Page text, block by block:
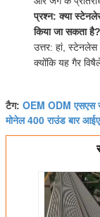
प्रश्न: क्या
किया जा सकता है?
उत्तर: हां, स्टेनलेस
क्योंकि यह गैर
टैग: OEM ODM एसएस
मोनेल 400 राउंड बार